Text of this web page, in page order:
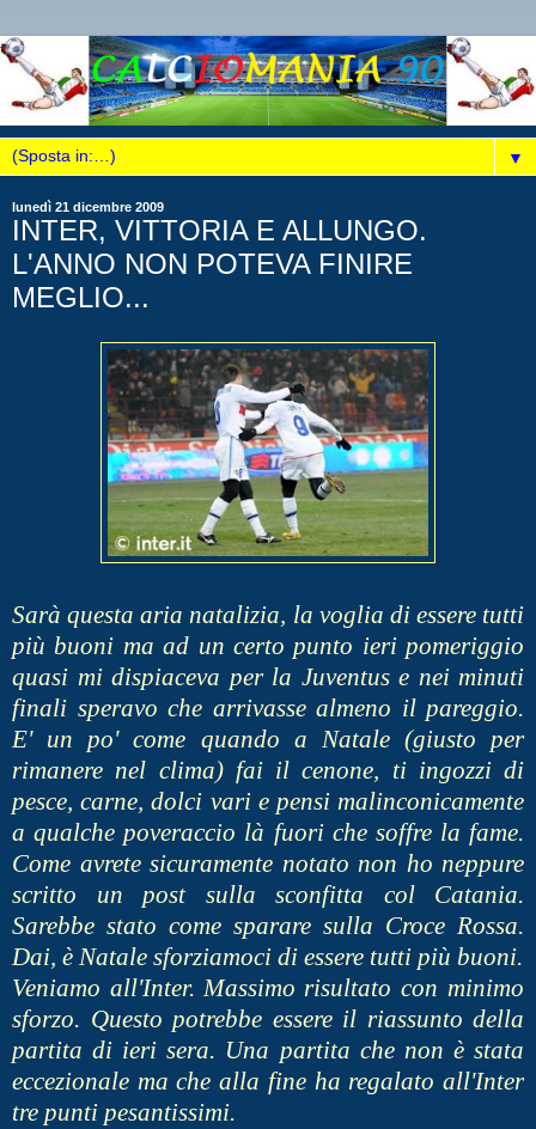
▼
lunedì 21 dicembre 2009
INTER, VITTORIA E ALLUNGO.
L'ANNO NON POTEVA FINIRE
MEGLIO...
Sarà questa aria natalizia, la voglia di essere tutti
più buoni ma ad un certo punto ieri pomeriggio
quasi mi dispiaceva per la Juventus e nei minuti
finali speravo che arrivasse almeno il pareggio.
E' un po' come quando a Natale (giusto per
rimanere nel clima) fai il cenone, ti ingozzi di
pesce, carne, dolci vari e pensi malinconicamente
a qualche poveraccio là fuori che soffre la fame.
Come avrete sicuramente notato non ho neppure
scritto un post sulla sconfitta col Catania.
Sarebbe stato come sparare sulla Croce Rossa.
Dai, è Natale sforziamoci di essere tutti più buoni.
Veniamo all'Inter. Massimo risultato con minimo
sforzo. Questo potrebbe essere il riassunto della
partita di ieri sera. Una partita che non è stata
eccezionale ma che alla fine ha regalato all'Inter
tre punti pesantissimi.